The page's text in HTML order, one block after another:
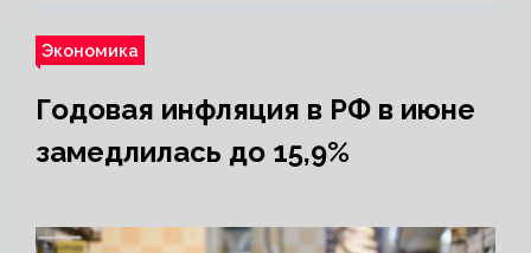
Экономика
Годовая инфляция в РФ в июне
замедлилась до 15,9%